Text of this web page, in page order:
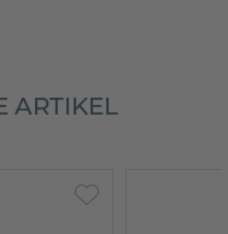
ARTIKEL